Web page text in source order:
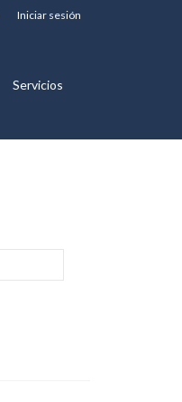
Iniciar sesión
Servicios